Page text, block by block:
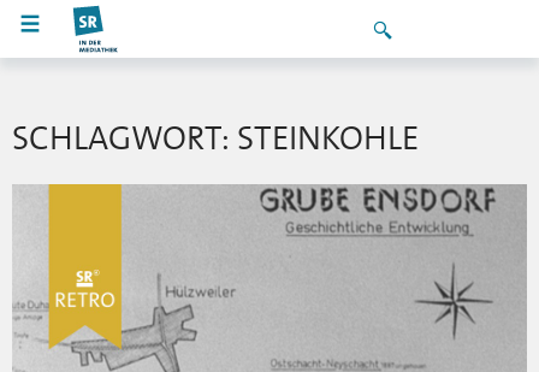
SCHLAGWORT: STEINKOHLE